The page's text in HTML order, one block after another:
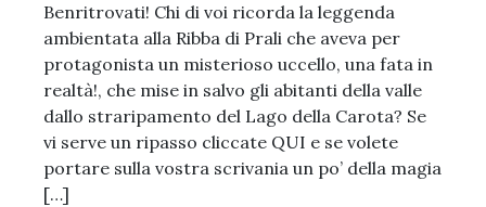
Benritrovati! Chi di voi ricorda la leggenda
ambientata alla Ribba di Prali che aveva per
protagonista un misterioso uccello, una fata in
realtà!, che mise in salvo gli abitanti della valle
dallo straripamento del Lago della Carota? Se
vi serve un ripasso cliccate QUI e se volete
portare sulla vostra scrivania un po’ della magia
[…]